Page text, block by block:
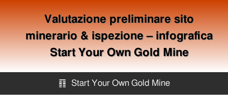
Valutazione preliminare sito
minerario & ispezione – infografica
Start Your Own Gold Mine
䷖ Start Your Own Gold Mine